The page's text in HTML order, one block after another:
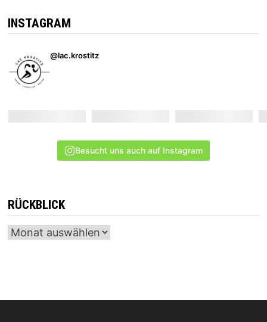
INSTAGRAM
@lac.krostitz
Besucht uns auch auf Instagram
RÜCKBLICK
Archiv